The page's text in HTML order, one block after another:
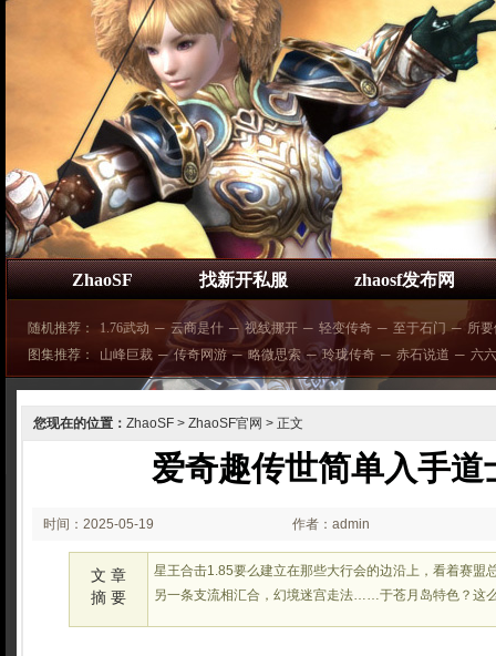
ZhaoSF 找新开私服 zhaosf发布网
随机推荐： 1.76武动 ─ 云商是什 ─ 视线挪开 ─ 轻变传奇 ─ 至于石门 ─ 所
图集推荐：
山峰巨裁 ─ 传奇网游 ─ 略微思索 ─ 玲珑传奇 ─ 赤石说道 ─ 六
您现在的位置： ZhaoSF > ZhaoSF官网 > 正文
爱奇趣传世简单入手道
时间：2025-05-19
02:25:44
作者：admin
文 章
摘 要
星王合击1.85要么建立在那些大行会的边沿上，看着赛盟
另一条支流相汇合，幻境迷宫走法……于苍月岛特色？这